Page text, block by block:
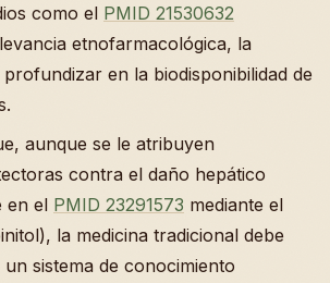
como el PMID 21530632
etnofarmacológica, la
en la biodisponibilidad de
aunque se le atribuyen
contra el daño hepático
en el PMID 23291573 mediante el
la medicina tradicional debe
sistema de conocimiento